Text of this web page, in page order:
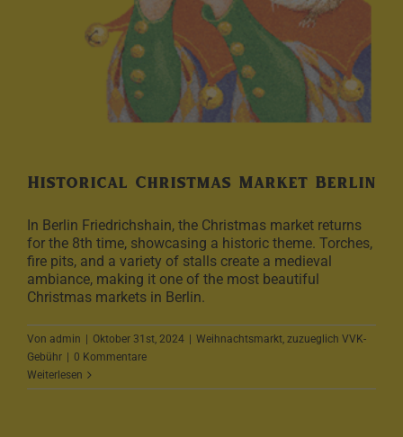
Historical Christmas Market Berlin
In Berlin Friedrichshain, the Christmas market returns
for the 8th time, showcasing a historic theme. Torches,
fire pits, and a variety of stalls create a medieval
ambiance, making it one of the most beautiful
Christmas markets in Berlin.
Von admin Oktober 31st, 2024 Weihnachtsmarkt, zuzueglich VVK-
Gebühr
0 Kommentare
Weiterlesen